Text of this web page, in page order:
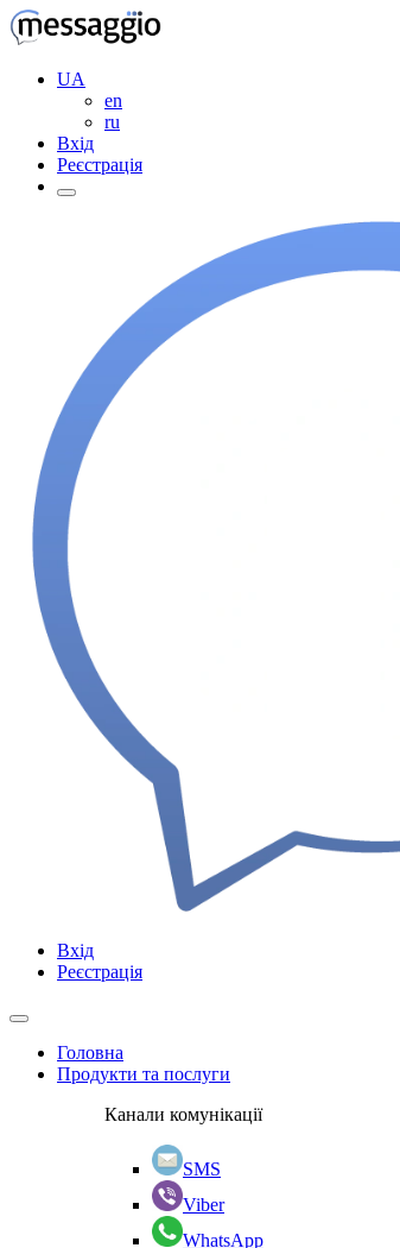
UA
en
ru
Вхід
Реєстрація
Вхід
Реєстрація
Головна
Продукти та послуги
Канали комунікації
SMS
Viber
WhatsApp